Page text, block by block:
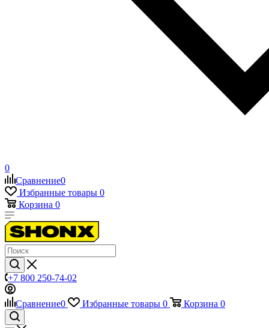
0
Сравнение0
Избранные товары 0
Корзина 0
+7 800 250-74-02
Сравнение0 Избранные товары 0 Корзина 0